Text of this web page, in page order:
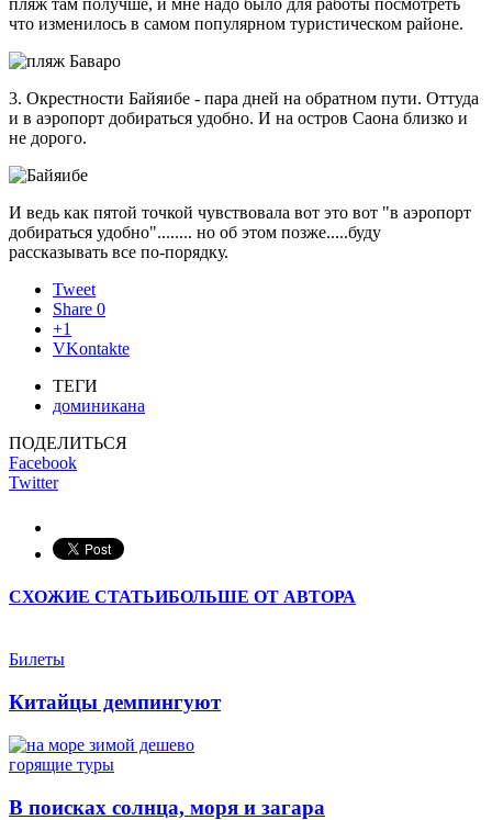
что изменилось в самом популярном туристическом районе.
3. Окрестности Байяибе - пара дней на обратном пути. Оттуда
и в аэропорт добираться удобно. И на остров Саона близко и
не дорого.
И ведь как пятой точкой чувствовала вот это вот "в аэропорт
добираться удобно"........ но об этом позже.....буду
рассказывать все по-порядку.
Tweet
Share 0
+1
VKontakte
ТЕГИ
доминикана
ПОДЕЛИТЬСЯ
Facebook
Twitter
СХОЖИЕ СТАТЬИБОЛЬШЕ ОТ АВТОРА
Билеты
Китайцы демпингуют
горящие туры
В поисках солнца, моря и загара